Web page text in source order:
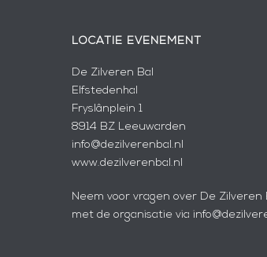
LOCATIE EVENEMENT
De Zilveren Bal
Elfstedenhal
Fryslânplein 1
8914 BZ Leeuwarden
info@dezilverenbal.nl
www.dezilverenbal.nl
Neem voor vragen over De Zilveren
met de organisatie via